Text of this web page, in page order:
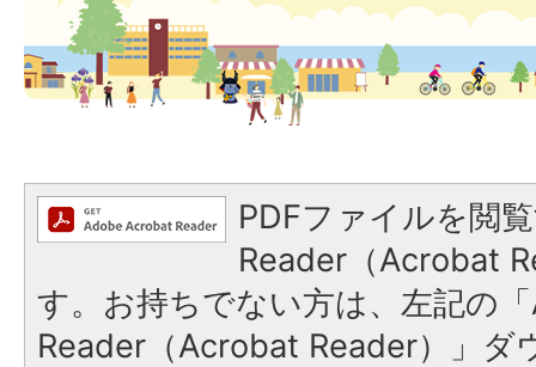
PDFファイルを閲
Reader（Acrobat
す。お持ちでない方は、左記の
Reader（Acrobat Reader）」ダ